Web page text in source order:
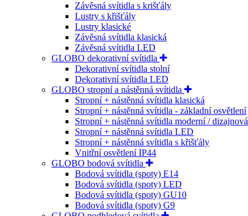
Závěsná svítidla s krišťály
Lustry s křišťály
Lustry klasické
Závěsná svítidla klasická
Závěsná svítidla LED
GLOBO dekorativní svítidla
Dekorativní svítidla stolní
Dekorativní svítidla LED
GLOBO stropní a nástěnná svítidla
Stropní + nástěnná svítidla klasická
Stropní + nástěnná svítidla - základní osvětlení
Stropní + nástěnná svítidla moderní / dizajnová
Stropní + nástěnná svítidla LED
Stropní + nástěnná svítidla s křišťály
Vnitřní osvětlení IP44
GLOBO bodová svítidla
Bodová svítidla (spoty) E14
Bodová svítidla (spoty) LED
Bodová svítidla (spoty) GU10
Bodová svítidla (spoty) G9